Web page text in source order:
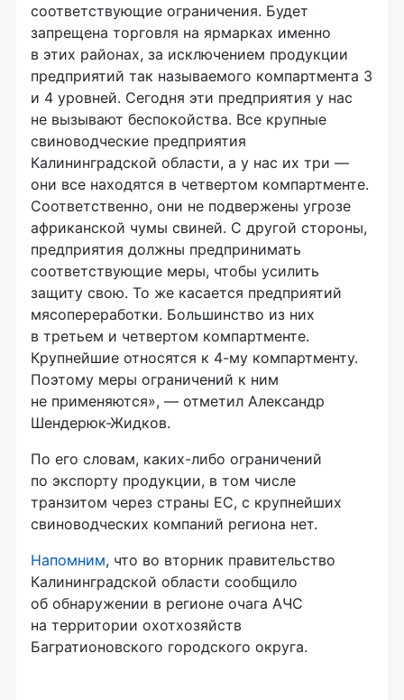
соответствующие ограничения. Будет
запрещена торговля на ярмарках именно
в этих районах, за исключением продукции
предприятий так называемого компартмента 3
и 4 уровней. Сегодня эти предприятия у нас
не вызывают беспокойства. Все крупные
свиноводческие предприятия
Калининградской области, а у нас их три —
они все находятся в четвертом компартменте.
Соответственно, они не подвержены угрозе
африканской чумы свиней. С другой стороны,
предприятия должны предпринимать
соответствующие меры, чтобы усилить
защиту свою. То же касается предприятий
мясопереработки. Большинство из них
в третьем и четвертом компартменте.
Крупнейшие относятся к 4-му компартменту.
Поэтому меры ограничений к ним
не применяются», — отметил Александр
Шендерюк-Жидков.
По его словам, каких-либо ограничений
по экспорту продукции, в том числе
транзитом через страны ЕС, с крупнейших
свиноводческих компаний региона нет.
Напомним, что во вторник правительство
Калининградской области сообщило
об обнаружении в регионе очага АЧС
на территории охотхозяйств
Багратионовского городского округа.